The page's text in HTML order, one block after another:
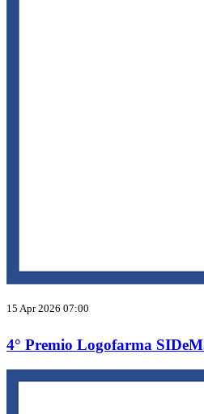
15 Apr 2026 07:00
4° Premio Logofarma